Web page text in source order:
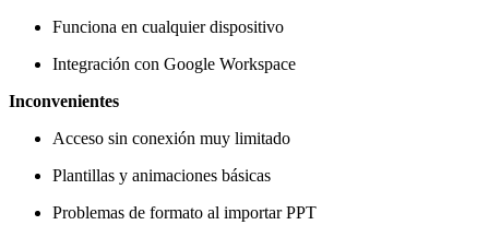
Funciona en cualquier dispositivo
Integración con Google Workspace
Inconvenientes
Acceso sin conexión muy limitado
Plantillas y animaciones básicas
Problemas de formato al importar PPT